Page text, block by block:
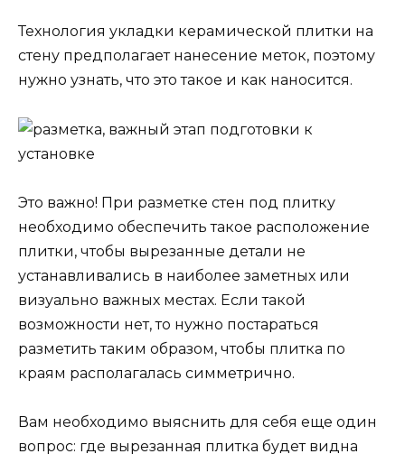
Технология укладки керамической плитки на
стену предполагает нанесение меток, поэтому
нужно узнать, что это такое и как наносится.
Это важно! При разметке стен под плитку
необходимо обеспечить такое расположение
плитки, чтобы вырезанные детали не
устанавливались в наиболее заметных или
визуально важных местах. Если такой
возможности нет, то нужно постараться
разметить таким образом, чтобы плитка по
краям располагалась симметрично.
Вам необходимо выяснить для себя еще один
вопрос: где вырезанная плитка будет видна